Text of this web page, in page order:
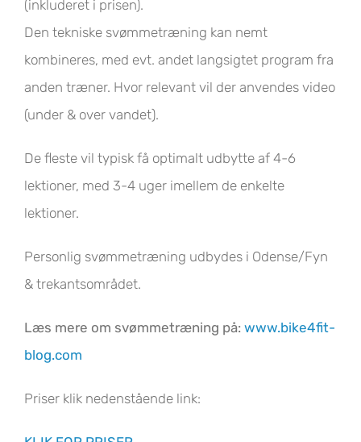
(inkluderet i prisen).
Den tekniske svømmetræning kan nemt
kombineres, med evt. andet langsigtet program fra
anden træner. Hvor relevant vil der anvendes video
(under & over vandet).
De fleste vil typisk få optimalt udbytte af 4-6
lektioner, med 3-4 uger imellem de enkelte
lektioner.
Personlig svømmetræning udbydes i Odense/Fyn
& trekantsområdet.
Læs mere om svømmetræning på: www.bike4fit-
blog.com
Priser klik nedenstående link: